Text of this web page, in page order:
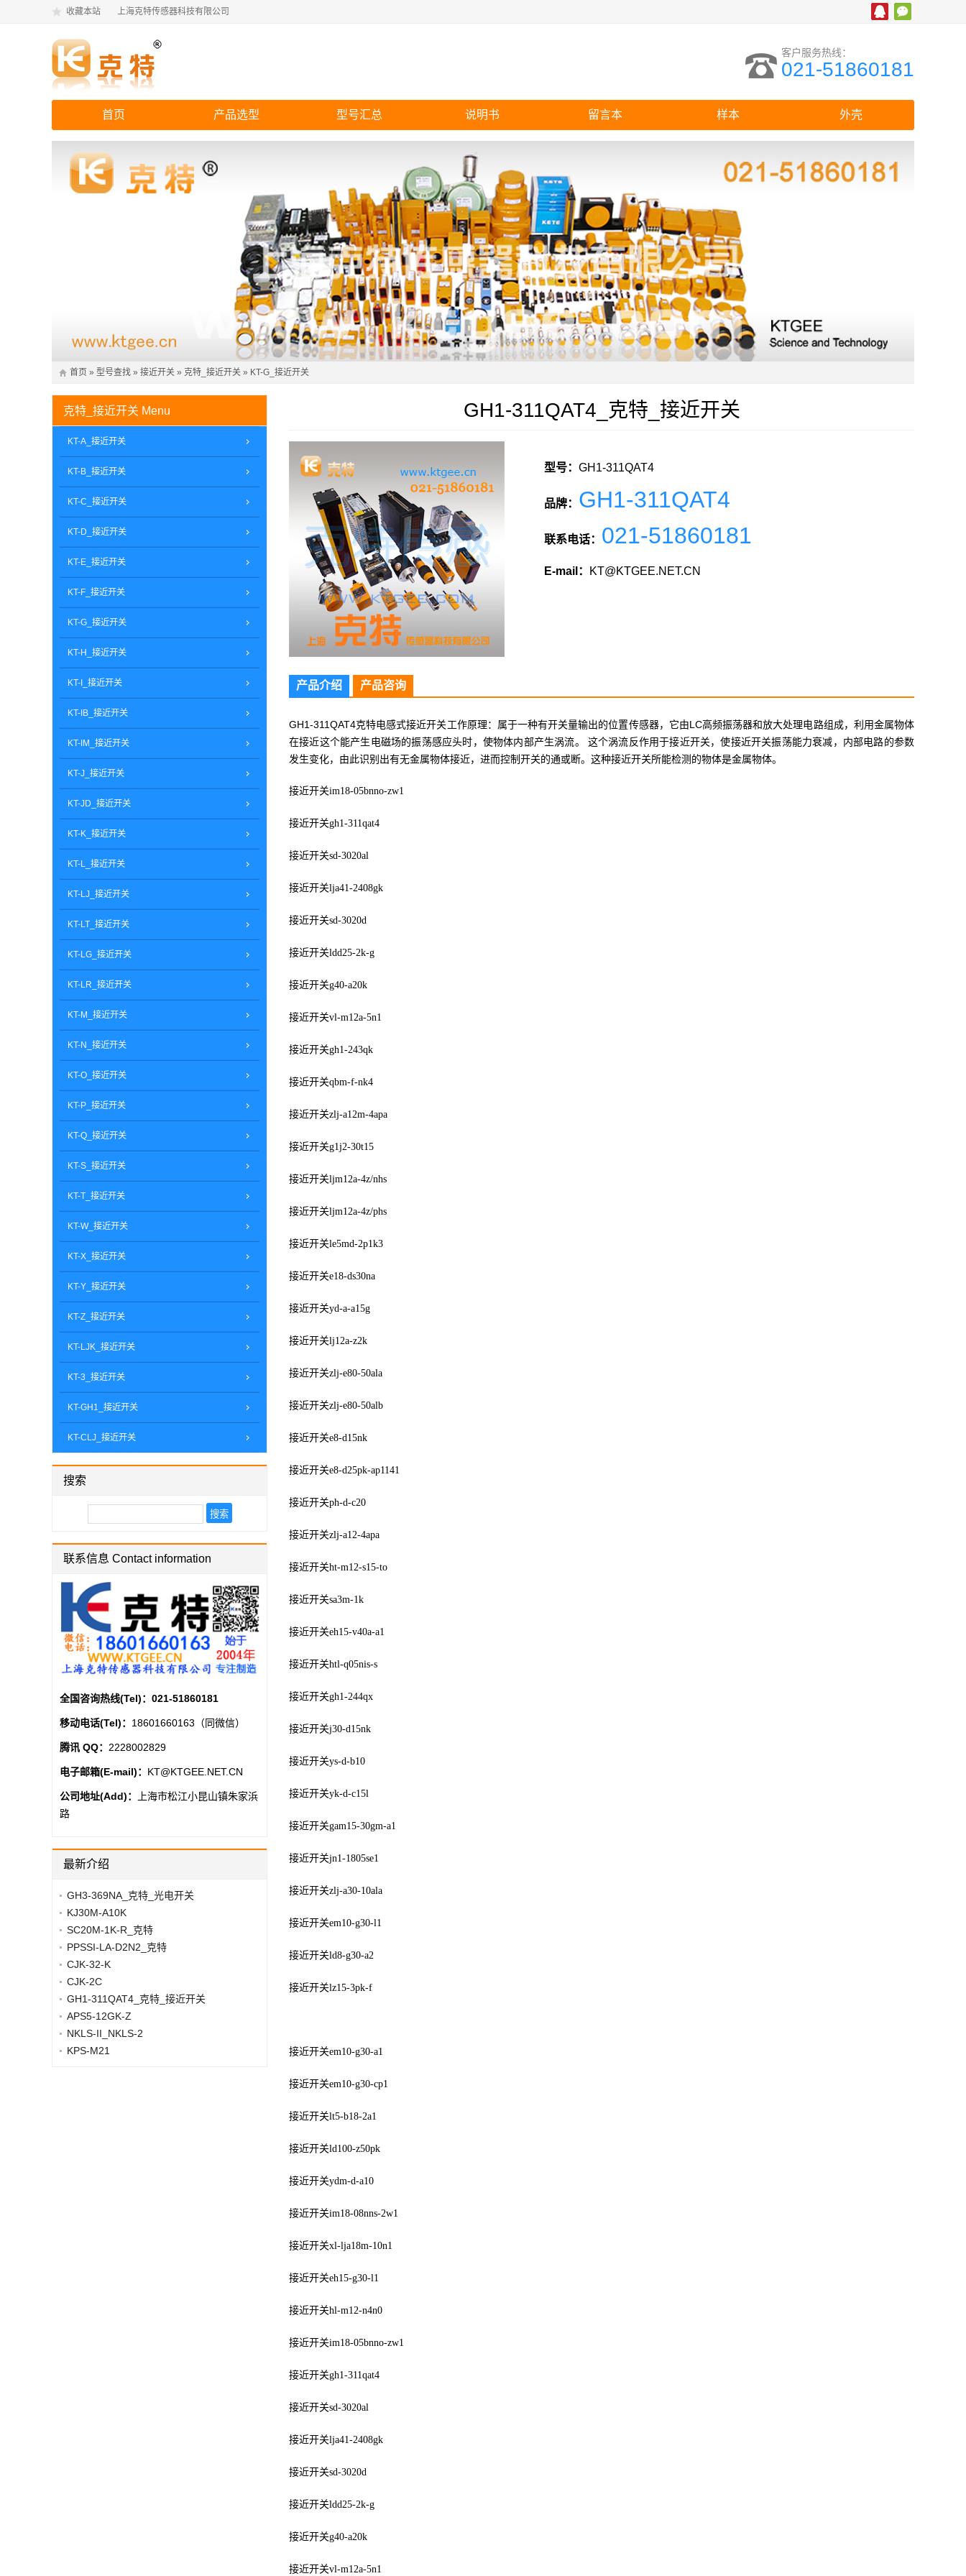
收藏本站 上海克特传感器科技有限公司
客户服务热线：
021-51860181
首页 产品选型 型号汇总 说明书 留言本 样本 外壳
首页 » 型号查找 » 接近开关 » 克特_接近开关 » KT-G_接近开关
GH1-311QAT4_克特_接近开关
型号： GH1-311QAT4
品牌： GH1-311QAT4
联系电话： 021-51860181
E-mail： KT@KTGEE.NET.CN
产品介绍 产品咨询
GH1-311QAT4克特电感式接近开关工作原理：属于一种有开关量输出的位置传感器，它由LC高频振荡器和放大处理电路组成，利用金属物体
在接近这个能产生电磁场的振荡感应头时，使物体内部产生涡流。 这个涡流反作用于接近开关，使接近开关振荡能力衰减，内部电路的参数
发生变化，由此识别出有无金属物体接近，进而控制开关的通或断。这种接近开关所能检测的物体是金属物体。
接近开关im18-05bnno-zw1
接近开关gh1-311qat4
接近开关sd-3020al
接近开关lja41-2408gk
接近开关sd-3020d
接近开关ldd25-2k-g
接近开关g40-a20k
接近开关vl-m12a-5n1
接近开关gh1-243qk
接近开关qbm-f-nk4
接近开关zlj-a12m-4apa
接近开关g1j2-30t15
接近开关ljm12a-4z/nhs
接近开关ljm12a-4z/phs
接近开关le5md-2p1k3
接近开关e18-ds30na
接近开关yd-a-a15g
接近开关lj12a-z2k
接近开关zlj-e80-50ala
接近开关zlj-e80-50alb
接近开关e8-d15nk
接近开关e8-d25pk-ap1141
接近开关ph-d-c20
接近开关zlj-a12-4apa
接近开关ht-m12-s15-to
接近开关sa3m-1k
接近开关eh15-v40a-a1
接近开关htl-q05nis-s
接近开关gh1-244qx
接近开关j30-d15nk
接近开关ys-d-b10
接近开关yk-d-c15l
接近开关gam15-30gm-a1
接近开关jn1-1805se1
接近开关zlj-a30-10ala
接近开关em10-g30-l1
接近开关ld8-g30-a2
接近开关lz15-3pk-f
接近开关em10-g30-a1
接近开关em10-g30-cp1
接近开关lt5-b18-2a1
接近开关ld100-z50pk
接近开关ydm-d-a10
接近开关im18-08nns-2w1
接近开关xl-lja18m-10n1
接近开关eh15-g30-l1
接近开关hl-m12-n4n0
接近开关im18-05bnno-zw1
接近开关gh1-311qat4
接近开关sd-3020al
接近开关lja41-2408gk
接近开关sd-3020d
接近开关ldd25-2k-g
接近开关g40-a20k
接近开关vl-m12a-5n1
克特_接近开关 Menu
KT-A_接近开关
KT-B_接近开关
KT-C_接近开关
KT-D_接近开关
KT-E_接近开关
KT-F_接近开关
KT-G_接近开关
KT-H_接近开关
KT-I_接近开关
KT-IB_接近开关
KT-IM_接近开关
KT-J_接近开关
KT-JD_接近开关
KT-K_接近开关
KT-L_接近开关
KT-LJ_接近开关
KT-LT_接近开关
KT-LG_接近开关
KT-LR_接近开关
KT-M_接近开关
KT-N_接近开关
KT-O_接近开关
KT-P_接近开关
KT-Q_接近开关
KT-S_接近开关
KT-T_接近开关
KT-W_接近开关
KT-X_接近开关
KT-Y_接近开关
KT-Z_接近开关
KT-LJK_接近开关
KT-3_接近开关
KT-GH1_接近开关
KT-CLJ_接近开关
搜索
联系信息 Contact information
全国咨询热线(Tel)： 021-51860181
移动电话(Tel)： 18601660163（同微信）
腾讯 QQ： 2228002829
电子邮箱(E-mail)： KT@KTGEE.NET.CN
公司地址(Add)：
上海市松江小昆山镇朱家浜
路
最新介绍
GH3-369NA_克特_光电开关
KJ30M-A10K
SC20M-1K-R_克特
PPSSI-LA-D2N2_克特
CJK-32-K
CJK-2C
GH1-311QAT4_克特_接近开关
APS5-12GK-Z
NKLS-II_NKLS-2
KPS-M21